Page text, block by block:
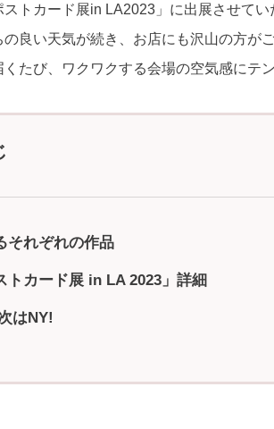
トカード展in LA2023」に出展させてい
良い天気が続き、お店にも沢山の方が
たび、ワクワクする会場の空気感にテ
それぞれの作品
トカード展 in LA 2023」詳細
はNY!